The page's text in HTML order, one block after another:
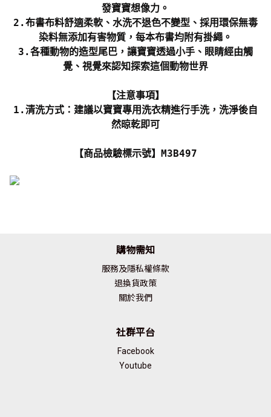
發寶寶想像力。
2.布書布料舒適柔軟、水洗不退色不變型、採用環保無毒
染料無添加有害物質，每本布書均附有掛繩。
3.各種動物的造型尾巴，讓寶寶透過小手、眼睛經由觸
覺、視覺來認知探索這個動物世界
【注意事項】
1.清洗方式：建議以寶寶專用洗衣精進行手洗，洗淨後自
然晾乾即可
【商品檢驗標示號】M3B497
購物需知
服務及隱私權條款
退換貨政策
關於我們
社群平台
Facebook
Youtube